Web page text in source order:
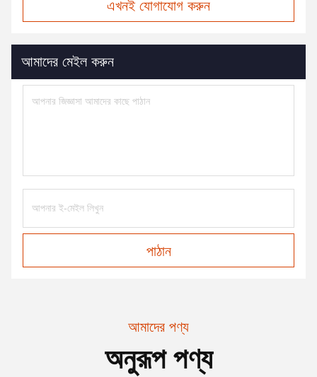
এখনই যোগাযোগ করুন
আমাদের মেইল ​​করুন
পাঠান
আমাদের পণ্য
অনুরূপ পণ্য